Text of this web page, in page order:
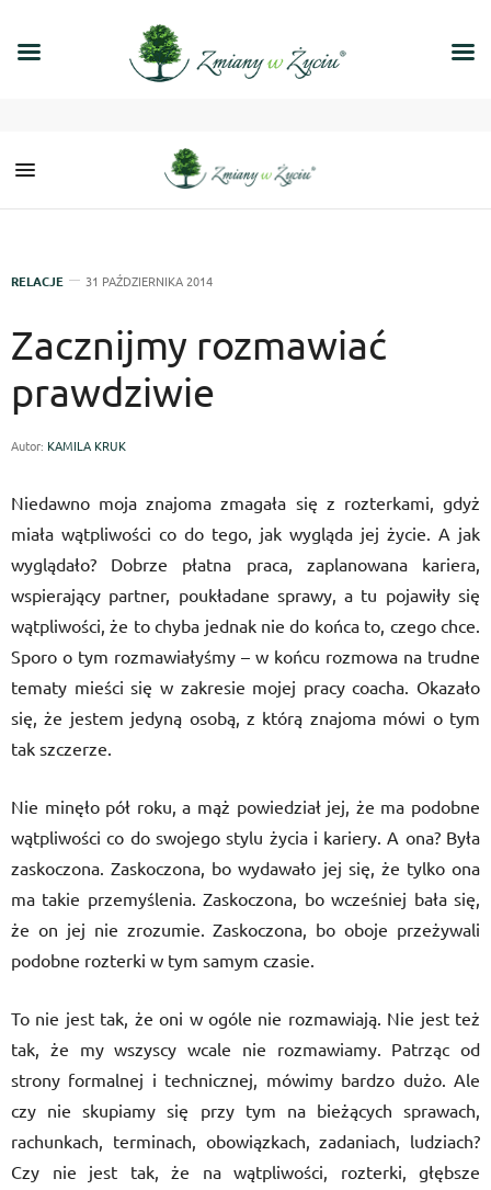
RELACJE 31 PAŹDZIERNIKA 2014
Zacznijmy rozmawiać
prawdziwie
Autor: KAMILA KRUK
Niedawno moja znajoma zmagała się z rozterkami, gdyż
miała wątpliwości co do tego, jak wygląda jej życie. A jak
wyglądało? Dobrze płatna praca, zaplanowana kariera,
wspierający partner, poukładane sprawy, a tu pojawiły się
wątpliwości, że to chyba jednak nie do końca to, czego chce.
Sporo o tym rozmawiałyśmy – w końcu rozmowa na trudne
tematy mieści się w zakresie mojej pracy coacha. Okazało
się, że jestem jedyną osobą, z którą znajoma mówi o tym
tak szczerze.
Nie minęło pół roku, a mąż powiedział jej, że ma podobne
wątpliwości co do swojego stylu życia i kariery. A ona? Była
zaskoczona. Zaskoczona, bo wydawało jej się, że tylko ona
ma takie przemyślenia. Zaskoczona, bo wcześniej bała się,
że on jej nie zrozumie. Zaskoczona, bo oboje przeżywali
podobne rozterki w tym samym czasie.
To nie jest tak, że oni w ogóle nie rozmawiają. Nie jest też
tak, że my wszyscy wcale nie rozmawiamy. Patrząc od
strony formalnej i technicznej, mówimy bardzo dużo. Ale
czy nie skupiamy się przy tym na bieżących sprawach,
rachunkach, terminach, obowiązkach, zadaniach, ludziach?
Czy nie jest tak, że na wątpliwości, rozterki, głębsze